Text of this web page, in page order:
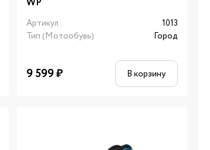
Артикул
1013
Тип (Мотообувь)
Город
9 599₽ В корзину